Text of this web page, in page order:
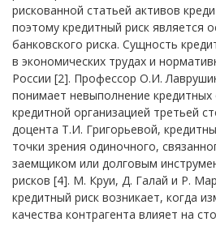
рискованной статьей активов
поэтому кредитный риск является
банковского риска. Сущность
в экономических трудах и
России [2]. Профессор О.И.
понимает невыполнение кредитных
кредитной организацией третьей
доцента Т.И. Григорьевой,
точки зрения одиночного,
заемщиком или долговым
рисков [4]. М. Круи, Д. Галай и Р.
кредитный риск возникает, когда
качества контрагента влияет на